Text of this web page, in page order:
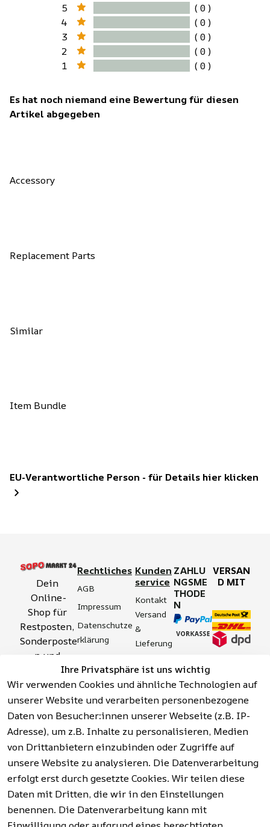
5
( 0 )
4
( 0 )
3
( 0 )
2
( 0 )
1
( 0 )
Es hat noch niemand eine Bewertung für diesen
Artikel abgegeben
Accessory
Replacement Parts
Similar
Item Bundle
EU-Verantwortliche Person - für Details hier klicken
Ihre Privatsphäre ist uns wichtig
Wir verwenden Cookies und ähnliche Technologien auf
unserer Website und verarbeiten personenbezogene
Daten von Besucher:innen unserer Webseite (z.B. IP-
Adresse), um z.B. Inhalte zu personalisieren, Medien
von Drittanbietern einzubinden oder Zugriffe auf
unsere Website zu analysieren. Die Datenverarbeitung
erfolgt erst durch gesetzte Cookies. Wir teilen diese
Daten mit Dritten, die wir in den Einstellungen
benennen. Die Datenverarbeitung kann mit
Dein
Online-
Shop für
Restposten,
Sonderposte
n und
Aktionsartik
el rund um
Werkzeuge,
Garten,
Haushalt
und mehr.
Vertrag
widerrufen
Rechtliches
AGB
Impressum
Datenschutze
rklärung
tserklärung
Widerrufsrech
t
Hinweise zur
Batterieentso
rgung
Kunden
service
Kontakt
Versand
&
Lieferung
&
Sicherhei
t
Häufige
Fragen
(FAQ)
ZAHLU
NGSME
THODE
N
VERSAN
D MIT